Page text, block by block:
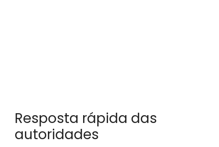
Resposta rápida das
autoridades